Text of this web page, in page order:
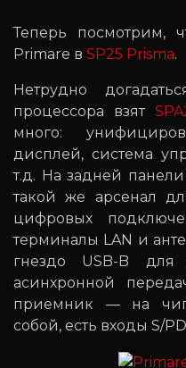
Теперь посмотрим,
Primare в SP25 Prisma.
Нетрудно
процессора взят
много:
дисплей, система
т.д. На задней
такой же арсенал
цифровых
терминалы LAN и
гнездо USB-B
асинхронной
приемник — на
собой, есть входы S/